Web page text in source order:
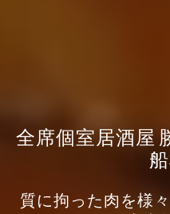
全席個室居酒屋
質に拘った肉を様